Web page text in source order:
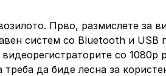
Прво, размислете за
систем со Bluetooth и USB
со 1080p
треба да биде лесна за